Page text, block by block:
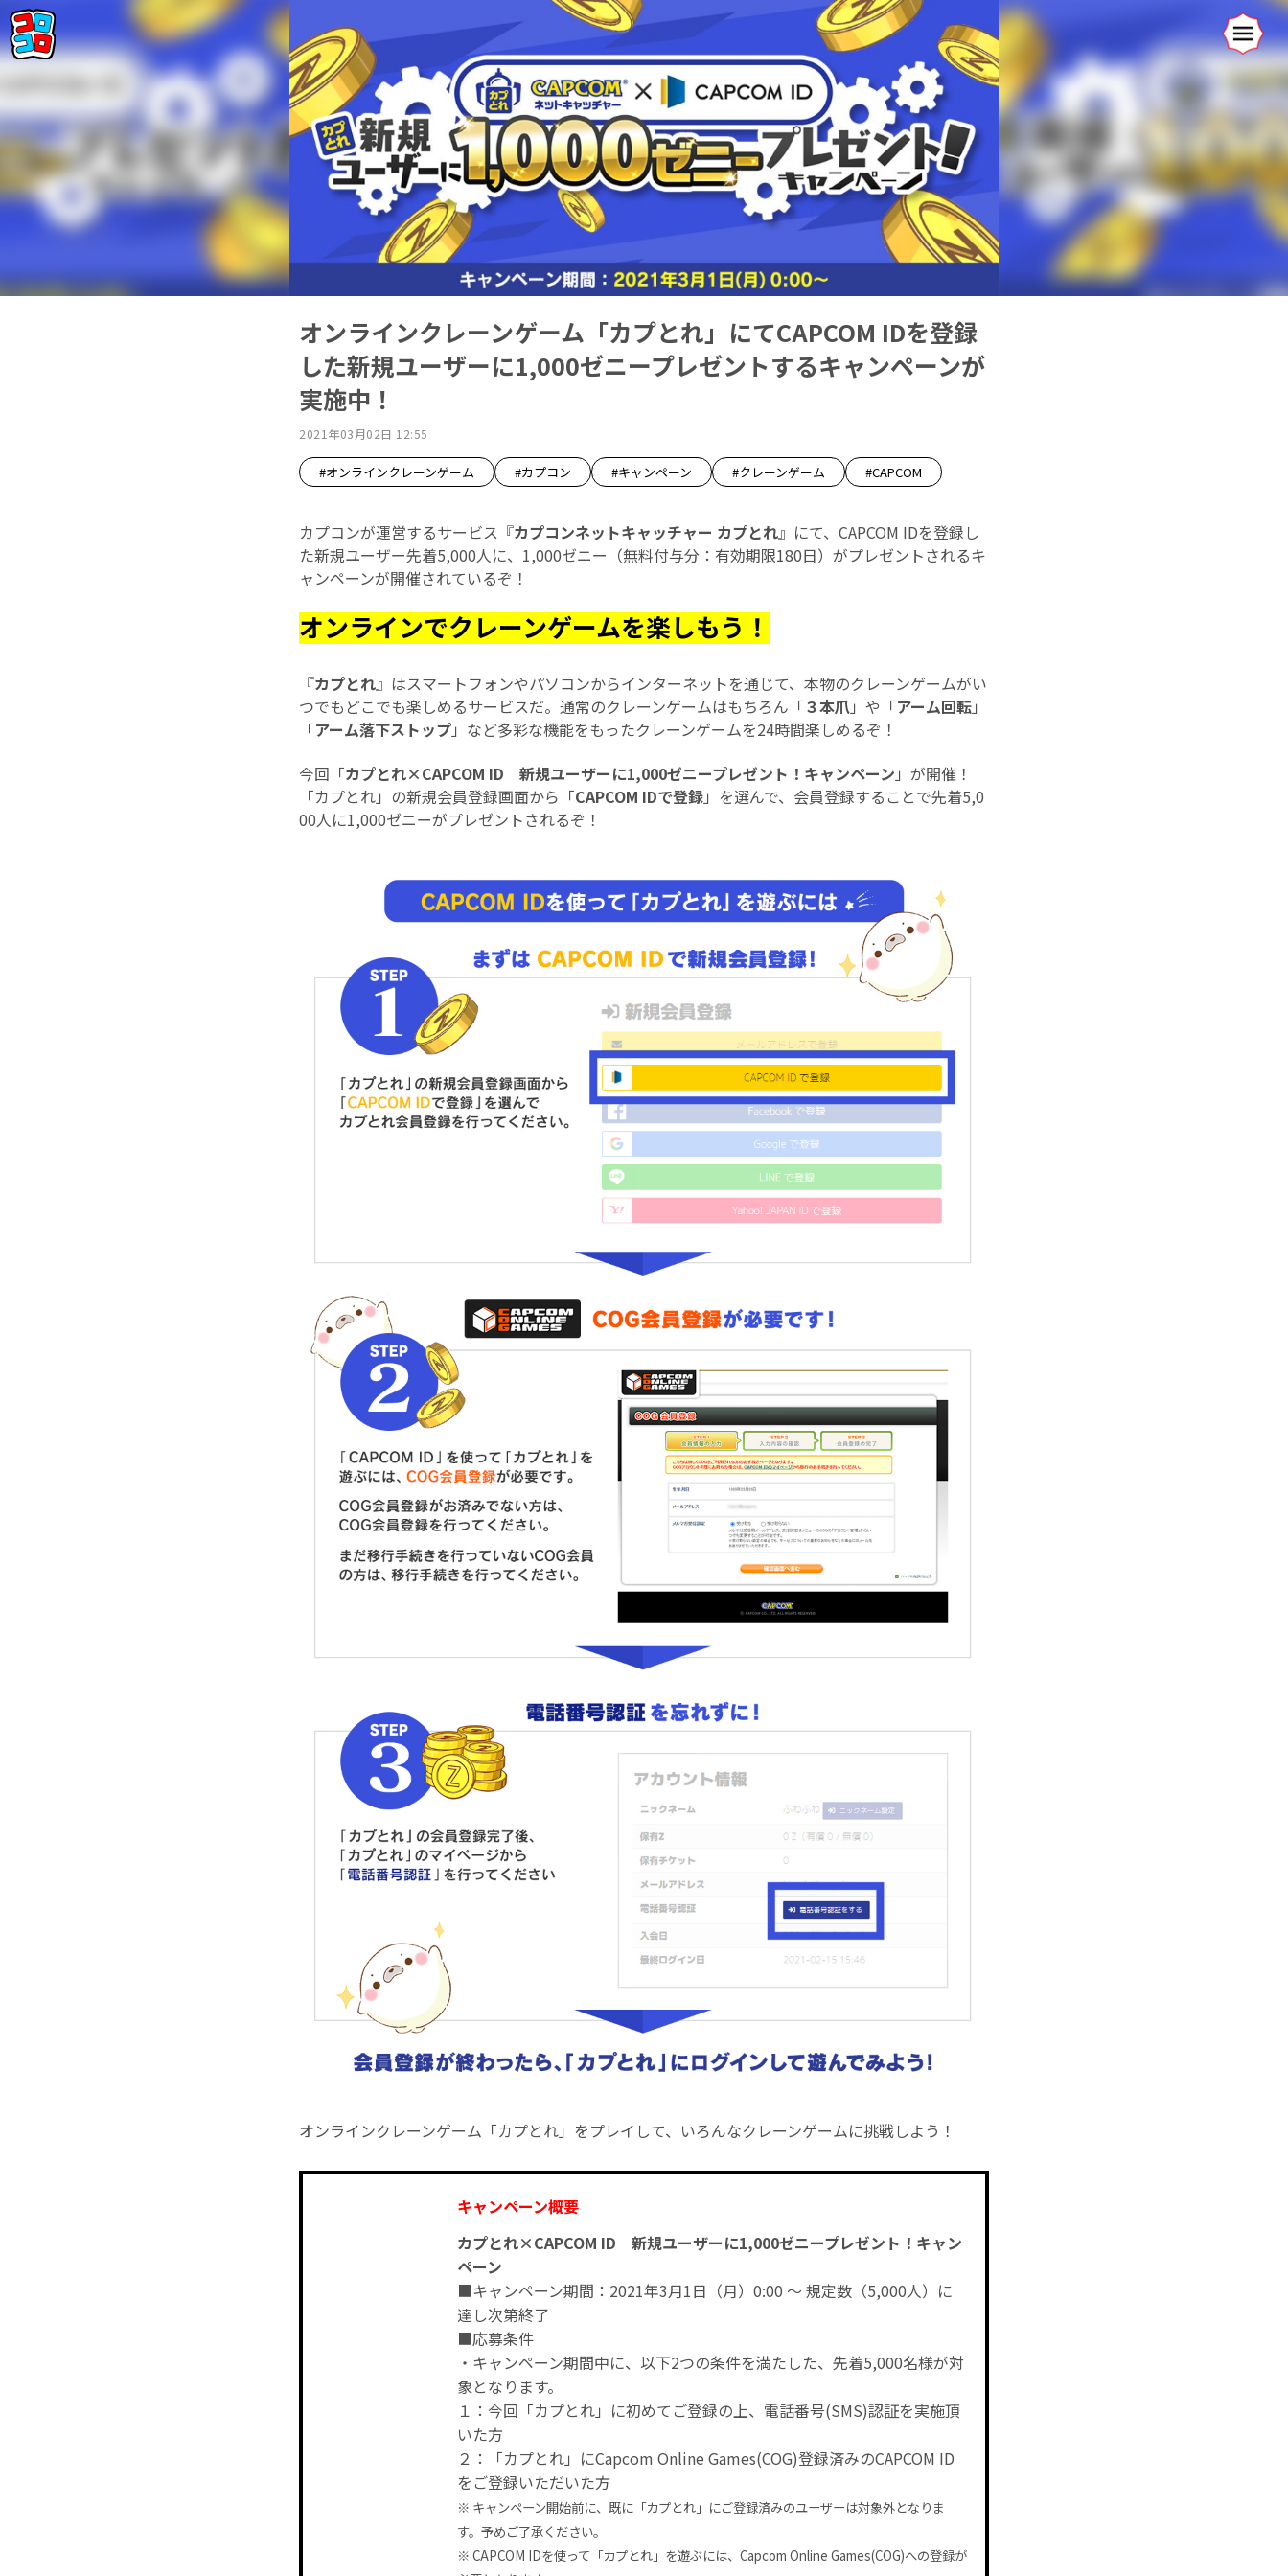
オンラインクレーンゲーム「カプとれ」にてCAPCOM IDを登録
した新規ユーザーに1,000ゼニープレゼントするキャンペーンが
実施中！
2021年03月02日 12:55
#オンラインクレーンゲーム #カプコン #キャンペーン #クレーンゲーム #CAPCOM
カプコンが運営するサービス『カプコンネットキャッチャー カプとれ』にて、CAPCOM IDを登録し
た新規ユーザー先着5,000人に、1,000ゼニー（無料付与分：有効期限180日）がプレゼントされるキ
ャンペーンが開催されているぞ！
オンラインでクレーンゲームを楽しもう！
『カプとれ』はスマートフォンやパソコンからインターネットを通じて、本物のクレーンゲームがい
つでもどこでも楽しめるサービスだ。通常のクレーンゲームはもちろん「３本爪 」や「アーム回転」
「アーム落下ストップ」など多彩な機能をもったクレーンゲームを24時間楽しめるぞ！
今回「カプとれ×CAPCOM ID 新規ユーザーに1,000ゼニープレゼント！キャンペーン 」が開催！
「カプとれ」の新規会員登録画面から「CAPCOM IDで登録」を選んで、会員登録することで先着5,0
00人に1,000ゼニーがプレゼントされるぞ！
オンラインクレーンゲーム「カプとれ」をプレイして、いろんなクレーンゲームに挑戦しよう！
キャンペーン概要
カプとれ×CAPCOM ID 新規ユーザーに1,000ゼニープレゼント！キャン
ペーン
■キャンペーン期間：2021年3月1日（月）0:00 〜 規定数（5,000人）に
達し次第終了
■応募条件
・キャンペーン期間中に、以下2つの条件を満たした、先着5,000名様が対
象となります。
１：今回「カプとれ」に初めてご登録の上、電話番号(SMS)認証を実施頂
いた方
２：「カプとれ」にCapcom Online Games(COG)登録済みのCAPCOM ID
をご登録いただいた方
※ キャンペーン開始前に、既に「カプとれ」にご登録済みのユーザーは対象外となりま
す。予めご了承ください。
※ CAPCOM IDを使って「カプとれ」を遊ぶには、Capcom Online Games(COG)への登録が